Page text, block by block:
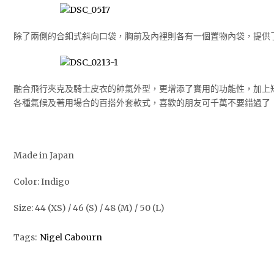
除了兩側的合釦式斜向口袋，胸前及內裡則各有一個置物內袋，提供
融合飛行夾克及騎士皮衣的帥氣外型，更增添了實用的功能性，加
各種氣候及著用場合的百搭外套款式，喜歡的朋友可千萬不要錯過了
Made in Japan
Color: Indigo
Size: 44 (XS) / 46 (S) / 48 (M) / 50 (L)
Tags: Nigel Cabourn